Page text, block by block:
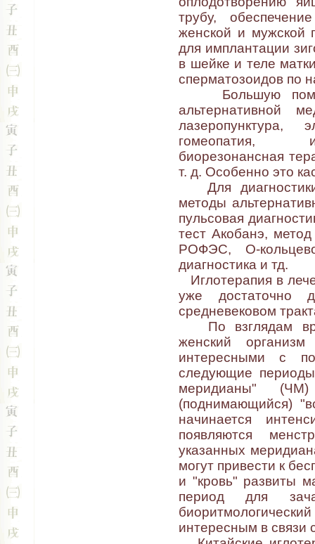
трубу,
женской и мужской
для имплантации
в шейке и теле
сперматозоидов по
Большую
альтернативной
лазеропунктура,
гомеопатия,
биорезонансная
т. д. Особенно это
Для
методы
пульсовая
тест Акобанэ,
РОФЭС, О-
диагностика и тд.
Иглотерапия в
уже достаточно
средневековом
По взглядам
женский
интересными с
следующие
меридианы"
(поднимающийся)
начинается
появляются
указанных
могут привести к
и "кровь" развиты
период для
интересным в связи